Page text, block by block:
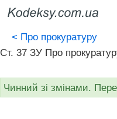
< Про прокуратуру
Ст. 37 ЗУ Про
Чинний зі змінами.